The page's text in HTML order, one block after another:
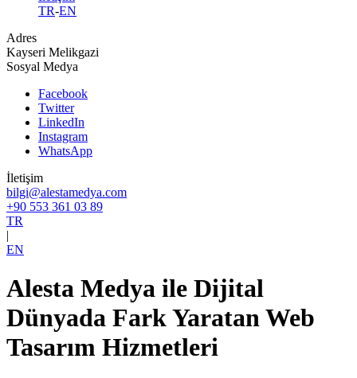
TR-EN
Adres
Kayseri Melikgazi
Sosyal Medya
Facebook
Twitter
LinkedIn
Instagram
WhatsApp
İletişim
bilgi@alestamedya.com
+90 553 361 03 89
TR
|
EN
Alesta Medya ile Dijital
Dünyada Fark Yaratan Web
Tasarım Hizmetleri